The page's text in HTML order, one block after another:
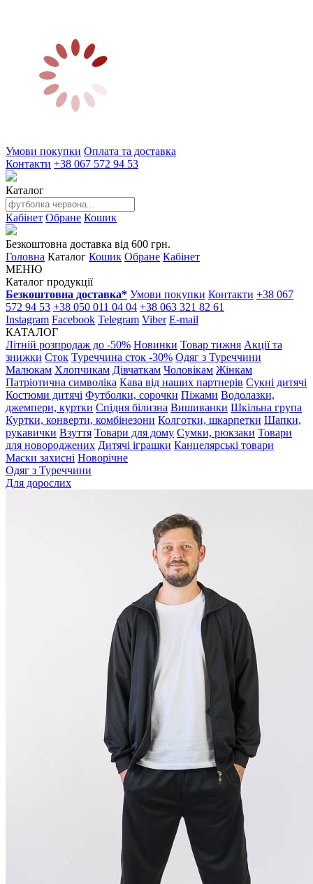
Умови покупки Оплата та доставка
Контакти +38 067 572 94 53
Каталог
Кабінет Обране Кошик
Безкоштовна доставка від 600 грн.
Головна Каталог Кошик Обране Кабінет
МЕНЮ
Каталог продукції
Безкоштовна доставка* Умови покупки Контакти +38 067
572 94 53 +38 050 011 04 04 +38 063 321 82 61
Instagram Facebook Telegram Viber E-mail
КАТАЛОГ
Літній розпродаж до -50% Новинки Товар тижня Акції та
знижки Сток Туреччина сток -30% Одяг з Туреччини
Малюкам Хлопчикам Дівчаткам Чоловікам Жінкам
Патріотична символіка Кава від наших партнерів Сукні дитячі
Костюми дитячі Футболки, сорочки Піжами Водолазки,
джемпери, куртки Спідня білизна Вишиванки Шкільна група
Куртки, конверти, комбінезони Колготки, шкарпетки Шапки,
рукавички Взуття Товари для дому Сумки, рюкзаки Товари
для новороджених Дитячі іграшки Канцелярські товари
Маски захисні Новорічне
Одяг з Туреччини
Для дорослих